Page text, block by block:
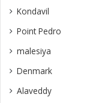
Kondavil
Point Pedro
malesiya
Denmark
Alaveddy